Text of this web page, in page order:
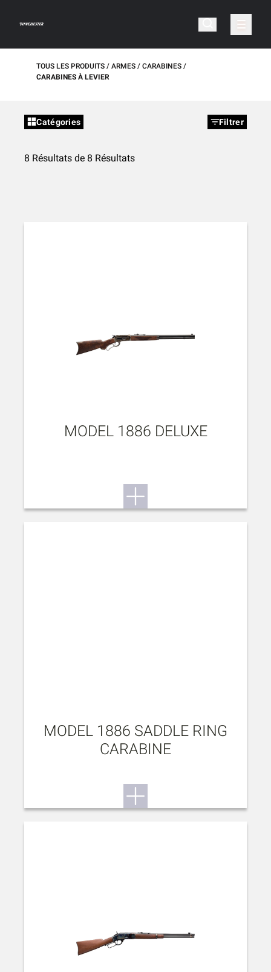
TOUS LES PRODUITS ARMES
CARABINES
CARABINES À LEVIER
Catégories Filtrer
8 Résultats de 8 Résultats
MODEL 1886 DELUXE
MODEL 1886 SADDLE RING
CARABINE